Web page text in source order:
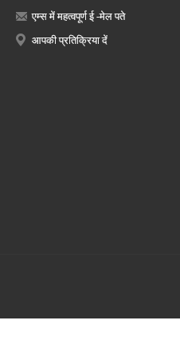
एम्स में महत्वपूर्ण ई -मेल पते
आपकी प्रतिक्रिया दें